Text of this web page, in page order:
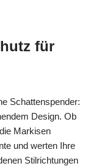
für
Schattenspender:
Design. Ob
Markisen
und werten Ihre
Stilrichtungen